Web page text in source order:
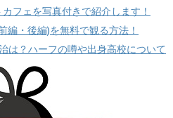
フェを写真付きで紹介します！
編・後編)を無料で観る方法！
は？ハーフの噂や出身高校について